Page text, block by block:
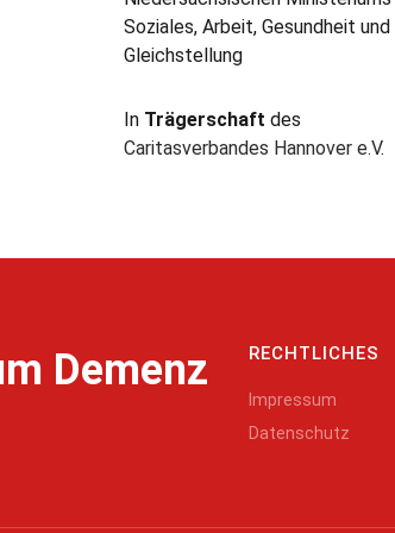
Soziales, Arbeit, Gesundheit und
Gleichstellung
In Trägerschaftdes
Caritasverbandes Hannover e.V.
Demenz RECHTLICHES
Impressum
Datenschutz